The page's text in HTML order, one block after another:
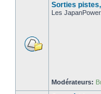
Sorties
Les
Modérateurs: